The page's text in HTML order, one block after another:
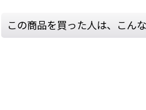
この商品を買った人は、こん